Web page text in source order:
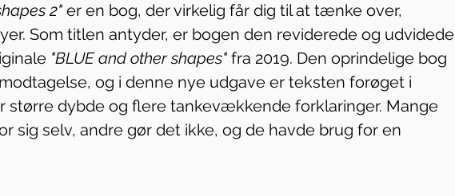
2" er en bog, der virkelig får dig til at tænke over,
Som titlen antyder, er bogen den reviderede og udvidede
"BLUE and other shapes" fra 2019. Den oprindelige bog
og i denne nye udgave er teksten forøget i
større dybde og flere tankevækkende forklaringer. Mange
sig selv, andre gør det ikke, og de havde brug for en